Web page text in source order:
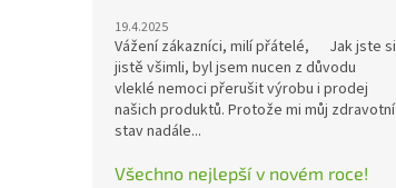
19.4.2025
Vážení zákazníci, milí přátelé, Jak jste si
jistě všimli, byl jsem nucen z důvodu
vleklé nemoci přerušit výrobu i prodej
našich produktů. Protože mi můj zdravotní
stav nadále...
Všechno nejlepší v novém roce!